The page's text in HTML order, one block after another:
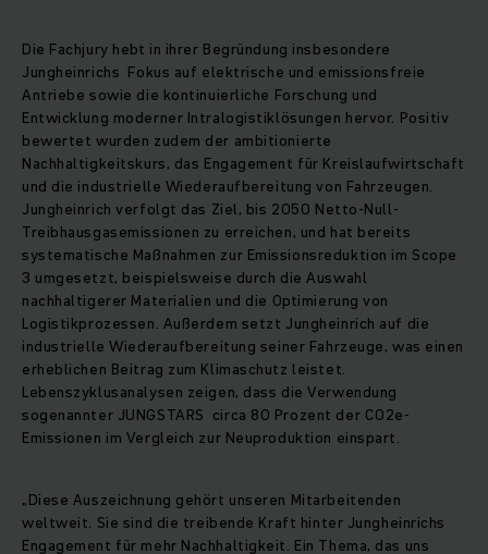
Die Fachjury hebt in ihrer Begründung insbesondere
Jungheinrichs Fokus auf elektrische und emissionsfreie
Antriebe sowie die kontinuierliche Forschung und
Entwicklung moderner Intralogistiklösungen hervor. Positiv
bewertet wurden zudem der ambitionierte
Nachhaltigkeitskurs, das Engagement für Kreislaufwirtschaft
und die industrielle Wiederaufbereitung von Fahrzeugen.
Jungheinrich verfolgt das Ziel, bis 2050 Netto-Null-
Treibhausgasemissionen zu erreichen, und hat bereits
systematische Maßnahmen zur Emissionsreduktion im Scope
3 umgesetzt, beispielsweise durch die Auswahl
nachhaltigerer Materialien und die Optimierung von
Logistikprozessen. Außerdem setzt Jungheinrich auf die
industrielle Wiederaufbereitung seiner Fahrzeuge, was einen
erheblichen Beitrag zum Klimaschutz leistet.
Lebenszyklusanalysen zeigen, dass die Verwendung
sogenannter JUNGSTARS circa 80 Prozent der CO2e-
Emissionen im Vergleich zur Neuproduktion einspart.
„Diese Auszeichnung gehört unseren Mitarbeitenden
weltweit. Sie sind die treibende Kraft hinter Jungheinrichs
Engagement für mehr Nachhaltigkeit. Ein Thema, das uns